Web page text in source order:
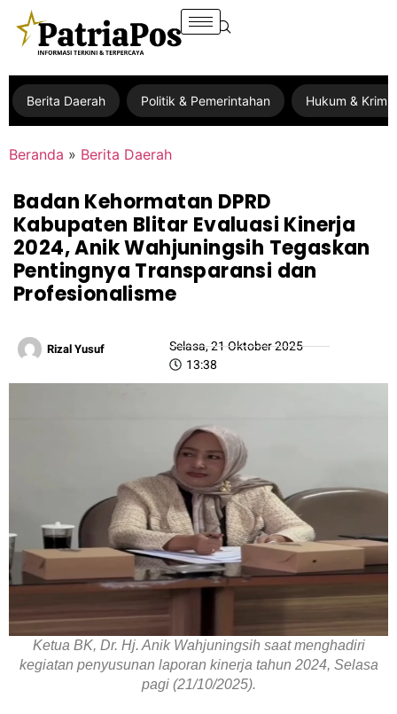
Berita Daerah Politik & Pemerintahan Hukum &
Beranda » Berita Daerah
Badan Kehormatan DPRD
Kabupaten Blitar Evaluasi Kinerja
2024, Anik Wahjuningsih Tegaskan
Pentingnya Transparansi dan
Profesionalisme
Rizal Yusuf
Selasa, 21 Oktober 2025
13:38
Ketua BK, Dr. Hj. Anik Wahjuningsih saat menghadiri
kegiatan penyusunan laporan kinerja tahun 2024, Selasa
pagi (21/10/2025).